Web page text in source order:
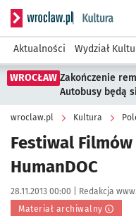
Serwis informacyjny
Aktualności Wydział
WROCŁAW Zakończenie
Autobusy będą
wroclaw.pl Kultura
Festiwal
HumanDOC
Data publikacji:
28.11.2013 00:00 | Autor:
Redakcja
Materiał archiwalny